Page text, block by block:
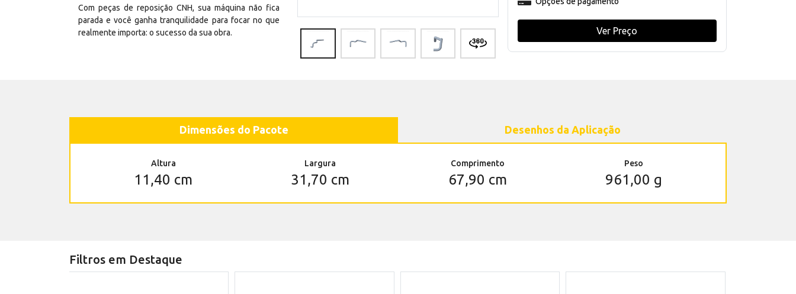
Com peças de reposição CNH, sua máquina não fica
parada e você ganha tranquilidade para focar no que
realmente importa: o sucesso da sua obra.
Ver Preço
Dimensões do Pacote Desenhos da Aplicação
Altura
11,40 cm
Largura
31,70 cm
Comprimento
67,90 cm
Peso
961,00 g
Filtros em Destaque